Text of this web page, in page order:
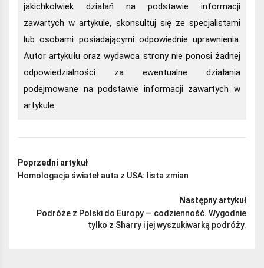
jakichkolwiek działań na podstawie informacji
zawartych w artykule, skonsultuj się ze specjalistami
lub osobami posiadającymi odpowiednie uprawnienia.
Autor artykułu oraz wydawca strony nie ponosi żadnej
odpowiedzialności za ewentualne działania
podejmowane na podstawie informacji zawartych w
artykule.
Poprzedni artykuł
Homologacja świateł auta z USA: lista zmian
Następny artykuł
Podróże z Polski do Europy — codzienność. Wygodnie
tylko z Sharry i jej wyszukiwarką podróży.